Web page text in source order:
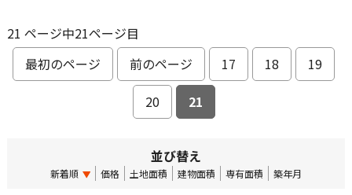
21 ページ中21ページ目
最初のページ
前のページ 17 18
19
20
21
並び替え
新着順 価格 土地面積 建物面積 専有面積 築年月